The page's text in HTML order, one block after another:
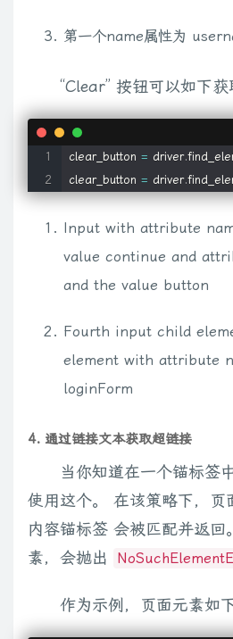
第一个name属性为
“Clear” 按钮可以如下获
clear_button = driver.
clear_button = driver.
Input with attribute
value continue and
and the value button
Fourth input child
element with attribute
loginForm
4. 通过链接文本获取超链接
当你知道在一个锚标签
使用这个。 在该策略下，页
内容锚标签 会被匹配并返回
素，会抛出
作为示例，页面元素如